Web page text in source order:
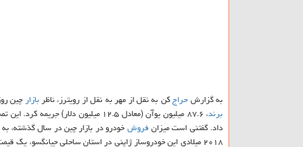
به گزارشحراجكن به نقل از مهر به نقل از رویترز، ناظربازارچین
برند
، ۸۷.۶ میلیون یوآن (معادل ۱۲.۵
داد. گفتنی است میزانفروش
۲۰۱۸ میلادی این خودروساز ژاپنی در استان ساحلی جیانگسو،